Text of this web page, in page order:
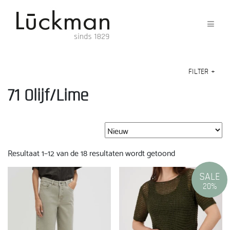
FILTER +
71 Olijf/Lime
Resultaat 1–12 van de 18 resultaten wordt getoondGesorteerd
op
nieuwsteSALE
20%